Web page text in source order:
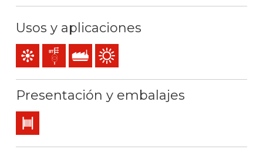
Usos y aplicaciones
Mando y controlLíneas de distribución y acometidas
Uso industrialUso exterior
Presentación y embalajes
Bobina